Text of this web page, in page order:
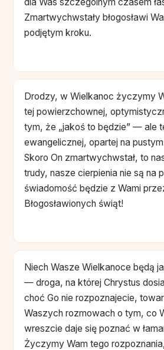
Zmartwychwstały błogosławi
podjętym kroku.
Drodzy, w Wielkanoc życzymy
tej powierzchownej,
tym, że „jakoś to będzie” — ale
ewangelicznej, opartej na
Skoro On zmartwychwstał, to
trudy, nasze cierpienia nie są na
świadomość będzie z Wami
Błogosławionych świąt!
Niech Wasze Wielkanoce będą
— droga, na której Chrystus
choć Go nie rozpoznajecie,
Waszych rozmowach o tym, co
wreszcie daje się poznać w
Życzymy Wam tego